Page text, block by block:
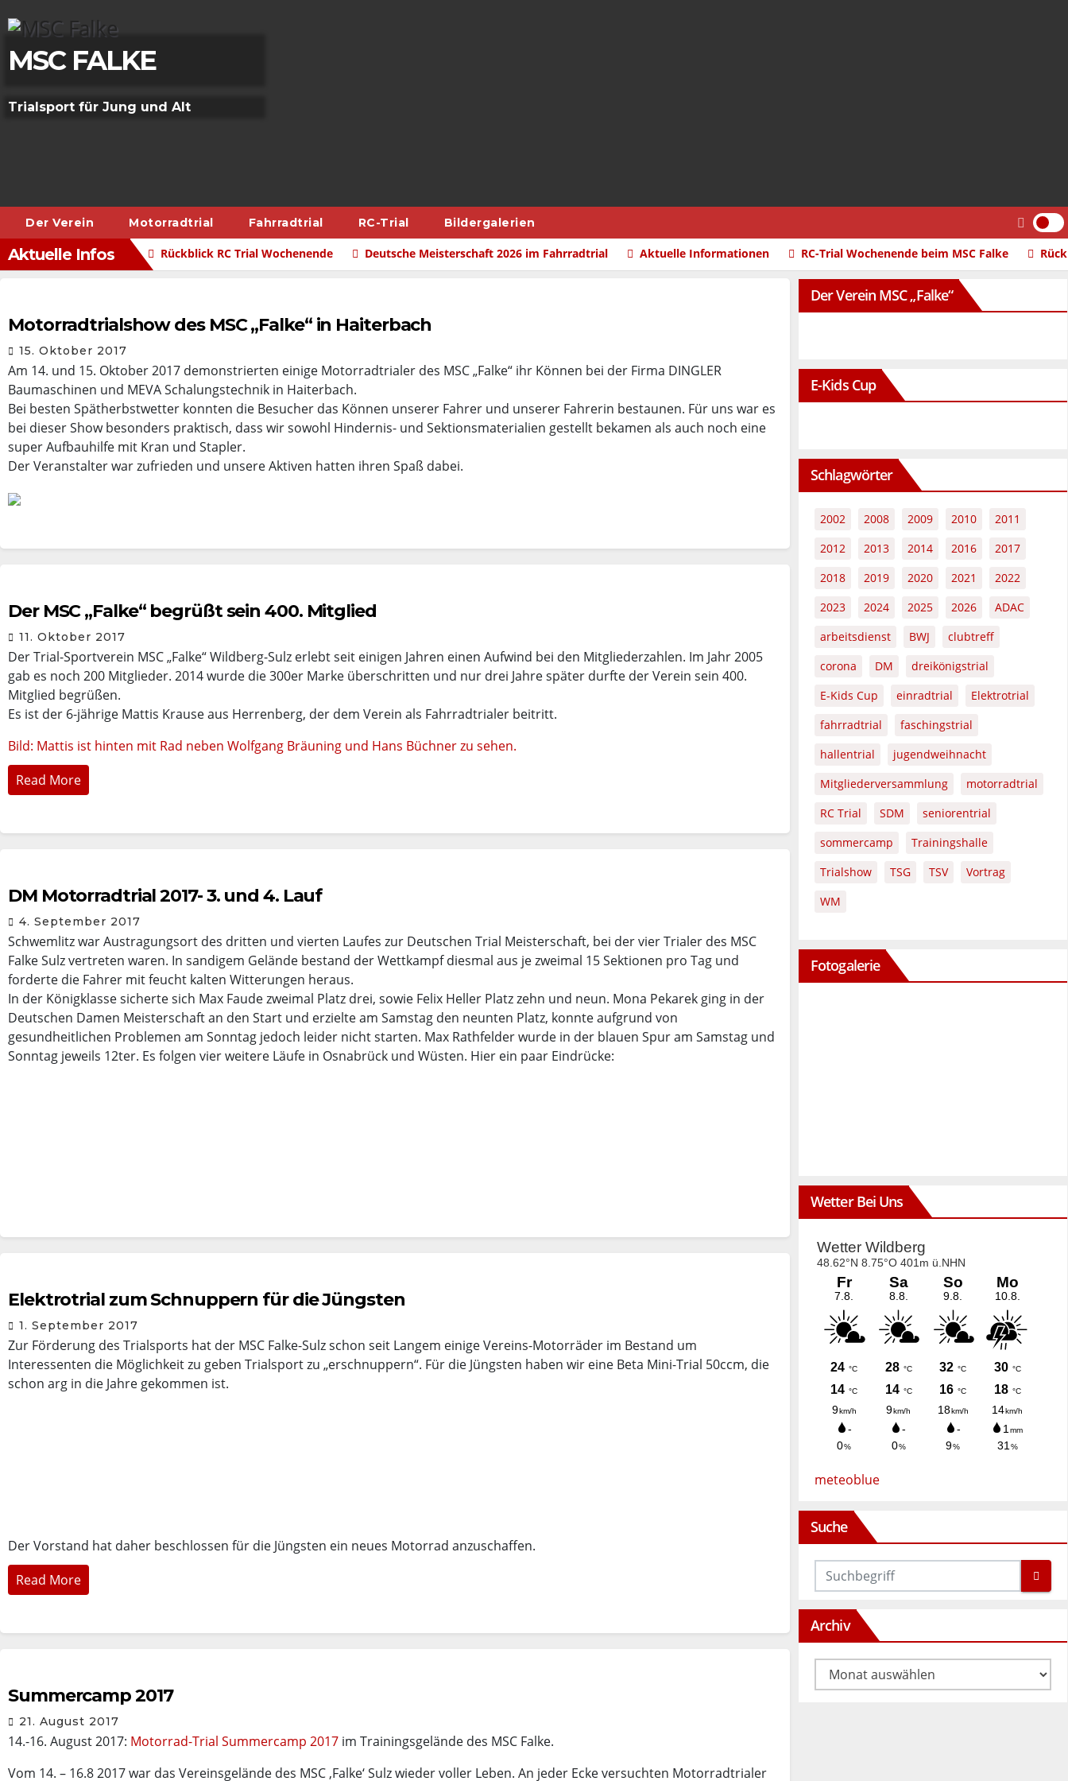
to
content
MSC FALKE
Trialsport für Jung und Alt
Der Verein Motorradtrial Fahrradtrial RC-Trial Bildergalerien
Aktuelle Infos Rückblick RC Trial Wochenende Deutsche Meisterschaft 2026 im Fahrradtrial Aktuelle Informationen RC-Trial Wochenende beim MSC Falke
Motorradtrialshow des MSC „Falke“ in Haiterbach
15. Oktober 2017
Am 14. und 15. Oktober 2017 demonstrierten einige Motorradtrialer des MSC „Falke“ ihr Können bei der Firma DINGLER
Baumaschinen und MEVA Schalungstechnik in Haiterbach.
Bei besten Spätherbstwetter konnten die Besucher das Können unserer Fahrer und unserer Fahrerin bestaunen. Für uns war es
bei dieser Show besonders praktisch, dass wir sowohl Hindernis- und Sektionsmaterialien gestellt bekamen als auch noch eine
super Aufbauhilfe mit Kran und Stapler.
Der Veranstalter war zufrieden und unsere Aktiven hatten ihren Spaß dabei.
Der MSC „Falke“ begrüßt sein 400. Mitglied
11. Oktober 2017
Der Trial-Sportverein MSC „Falke“ Wildberg-Sulz erlebt seit einigen Jahren einen Aufwind bei den Mitgliederzahlen. Im Jahr 2005
gab es noch 200 Mitglieder. 2014 wurde die 300er Marke überschritten und nur drei Jahre später durfte der Verein sein 400.
Mitglied begrüßen.
Es ist der 6-jährige Mattis Krause aus Herrenberg, der dem Verein als Fahrradtrialer beitritt.
Bild: Mattis ist hinten mit Rad neben Wolfgang Bräuning und Hans Büchner zu sehen.
Read More
DM Motorradtrial 2017- 3. und 4. Lauf
4. September 2017
Schwemlitz war Austragungsort des dritten und vierten Laufes zur Deutschen Trial Meisterschaft, bei der vier Trialer des MSC
Falke Sulz vertreten waren. In sandigem Gelände bestand der Wettkampf diesmal aus je zweimal 15 Sektionen pro Tag und
forderte die Fahrer mit feucht kalten Witterungen heraus.
In der Königklasse sicherte sich Max Faude zweimal Platz drei, sowie Felix Heller Platz zehn und neun. Mona Pekarek ging in der
Deutschen Damen Meisterschaft an den Start und erzielte am Samstag den neunten Platz, konnte aufgrund von
gesundheitlichen Problemen am Sonntag jedoch leider nicht starten. Max Rathfelder wurde in der blauen Spur am Samstag und
Sonntag jeweils 12ter. Es folgen vier weitere Läufe in Osnabrück und Wüsten. Hier ein paar Eindrücke:
Elektrotrial zum Schnuppern für die Jüngsten
1. September 2017
Zur Förderung des Trialsports hat der MSC Falke-Sulz schon seit Langem einige Vereins-Motorräder im Bestand um
Interessenten die Möglichkeit zu geben Trialsport zu „erschnuppern“. Für die Jüngsten haben wir eine Beta Mini-Trial 50ccm, die
schon arg in die Jahre gekommen ist.
Der Vorstand hat daher beschlossen für die Jüngsten ein neues Motorrad anzuschaffen.
Read More
Summercamp 2017
21. August 2017
14.-16. August 2017: Motorrad-Trial Summercamp 2017 im Trainingsgelände des MSC Falke.
Vom 14. – 16.8 2017 war das Vereinsgelände des MSC ‚Falke‘ Sulz wieder voller Leben. An jeder Ecke versuchten Motorradtrialer
Der Verein MSC „Falke“
E-Kids Cup
Schlagwörter
2002 2008 2009 2010
2011
2012
2013 2014 2016
2017
2018
2019 2020 2021
2022
2023
2024 2025 2026
ADAC
arbeitsdienst
BWJ
clubtreff
corona
DM
dreikönigstrial
E-Kids Cup
einradtrial
Elektrotrial
fahrradtrial
faschingstrial
hallentrial
jugendweihnacht
Mitgliederversammlung
motorradtrial
RC Trial
SDM
seniorentrial
sommercamp
Trainingshalle
Trialshow
TSG TSV
Vortrag
WM
Fotogalerie
Wetter Bei Uns
meteoblue
Suche
Archiv
Archiv